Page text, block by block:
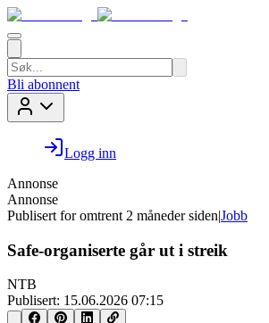
Bli abonnent
Logg inn
Annonse
Annonse
Publisert for omtrent 2 måneder siden|Jobb
Safe-organiserte går ut i streik
NTB
Publisert: 15.06.2026 07:15